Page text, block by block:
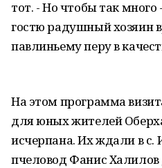
тот. - Но чтобы так
гостю радушный хозяин
павлиньему перу в
На этом программа
для юных жителей
исчерпана. Их ждали в с.
пчеловод Фанис